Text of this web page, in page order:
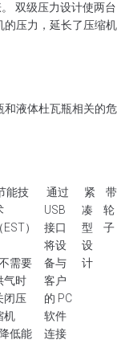
双级压力设计使两台
的压力，延长了压缩机
和液体杜瓦瓶相关的危
能技
（EST）
需要
气时
闭压
机
低能
通过
USB
接口
将设
备与
客户
的 PC
软件
连接
紧
凑
型
设
计
带
轮
子